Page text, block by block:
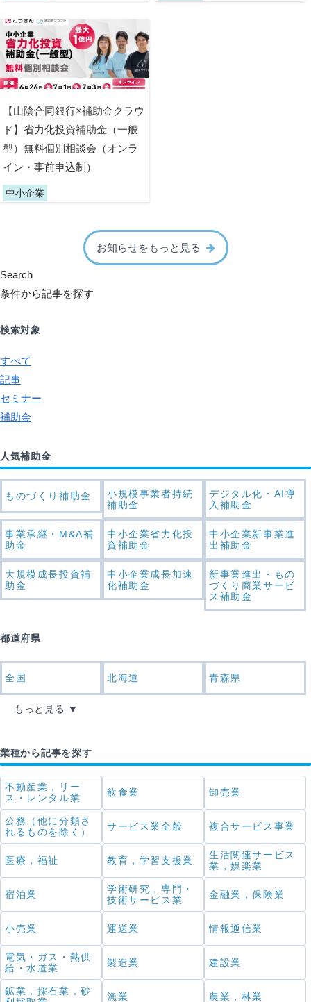
【山陰合同銀行×補助金クラウ
ド】省力化投資補助金（一般
型）無料個別相談会（オンラ
イン・事前申込制）
中小企業
お知らせをもっと見る
Search
条件から記事を探す
検索対象
すべて
記事
セミナー
補助金
人気補助金
ものづくり補助金
小規模事業者持続
補助金
デジタル化・AI導
入補助金
事業承継・M&A補
助金
中小企業省力化投
資補助金
中小企業新事業進
出補助金
大規模成長投資補
助金
中小企業成長加速
化補助金
新事業進出・もの
づくり商業サービ
ス補助金
都道府県
全国 北海道 青森県
もっと見る
業種から記事を探す
不動産業，リー
ス・レンタル業
飲食業 卸売業
公務（他に分類さ
れるものを除く）
サービス業全般 複合サービス事業
医療，福祉 教育，学習支援業
生活関連サービス
業，娯楽業
宿泊業
学術研究，専門・
技術サービス業
金融業，保険業
小売業 運送業 情報通信業
電気・ガス・熱供
給・水道業
製造業 建設業
鉱業，採石業，砂
漁業 農業，林業